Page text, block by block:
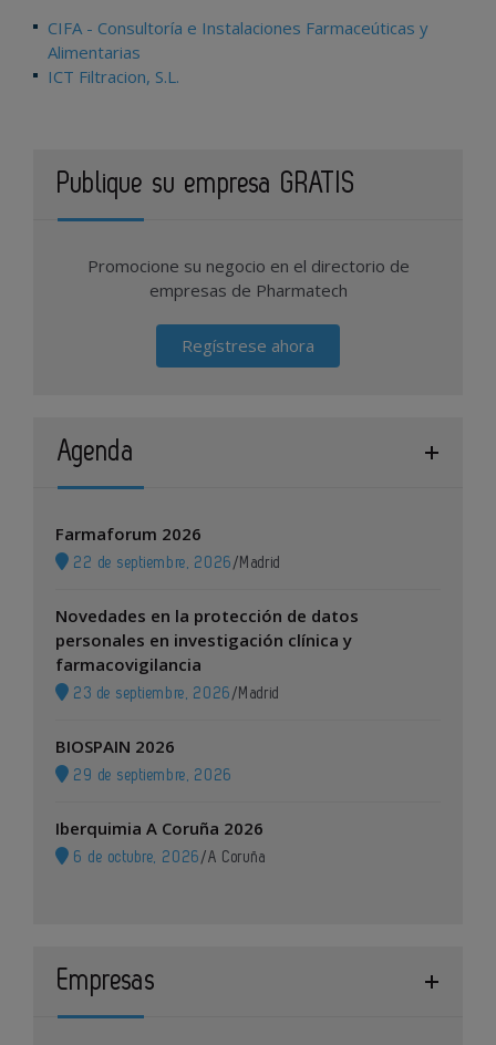
CIFA - Consultoría e Instalaciones Farmaceúticas y
Alimentarias
ICT Filtracion, S.L.
Publique su empresa GRATIS
Promocione su negocio en el directorio de
empresas de Pharmatech
Regístrese ahora
Agenda
Farmaforum 2026
22 de septiembre, 2026 / Madrid
Novedades en la protección de datos
personales en investigación clínica y
farmacovigilancia
23 de septiembre, 2026 / Madrid
BIOSPAIN 2026
29 de septiembre, 2026
Iberquimia A Coruña 2026
6 de octubre, 2026 /A Coruña
Empresas